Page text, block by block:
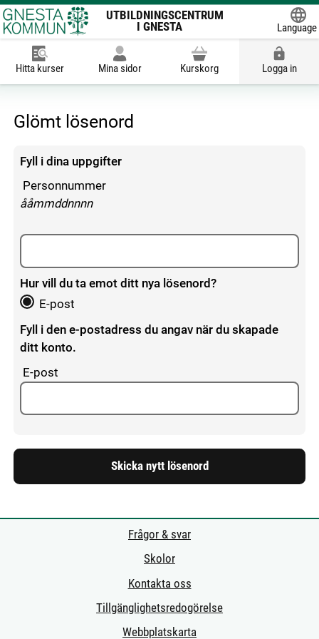
UTBILDNINGSCENTRUM
I GNESTA
Language
Hitta kurser Mina sidor Kurskorg Logga in
Glömt lösenord
Fyll i dina uppgifter
Personnummer
enligt följande mönster:
ååmmddnnnn
Hur vill du ta emot ditt nya lösenord?
E-post
Fyll i den e-postadress du angav när du skapade
ditt konto.
E-post
Frågor & svar
Skolor
Kontakta oss
Tillgänglighetsredogörelse
Webbplatskarta